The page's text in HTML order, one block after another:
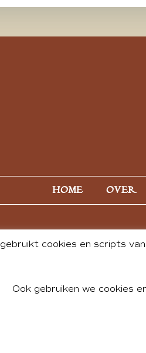
HOME OVER
© 2026 ALL
gebruikt cookies en scripts
Ook gebruiken we cookies